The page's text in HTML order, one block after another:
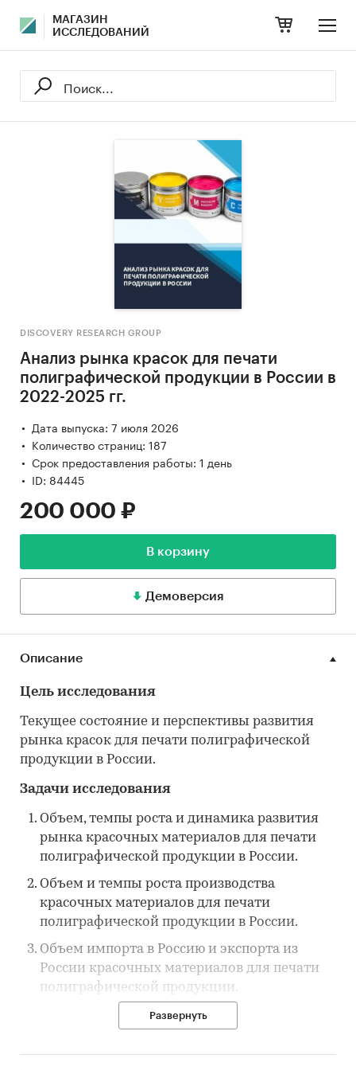
МАГАЗИН
ИССЛЕДОВАНИЙ
DISCOVERY RESEARCH GROUP
Анализ рынка красок для печати
полиграфической продукции в России в
2022-2025 гг.
Дата выпуска: 7 июля 2026
Количество страниц: 187
Срок предоставления работы: 1 день
ID: 84445
200 000 ₽
В корзину
Демоверсия
Описание
Цель исследования
Текущее состояние и перспективы развития
рынка красок для печати полиграфической
продукции в России.
Задачи исследования
Объем, темпы роста и динамика развития
рынка красочных материалов для печати
полиграфической продукции в России.
Объем и темпы роста производства
красочных материалов для печати
полиграфической продукции в России.
Объем импорта в Россию и экспорта из
России красочных материалов для печати
полиграфической продукции.
Рыночные доли основных участников
рынка красочных материалов для печати
полиграфической продукции в России.
Развернуть